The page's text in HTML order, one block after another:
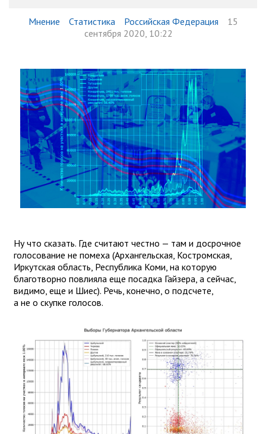
Мнение Статистика Российская Федерация
15
сентября 2020, 10:22
Ну что сказать. Где считают честно — там и досрочное
голосование не помеха (Архангельская, Костромская,
Иркутская область, Республика Коми, на которую
благотворно повлияла еще посадка Гайзера, а сейчас,
видимо, еще и Шиес). Речь, конечно, о подсчете,
а не о скупке голосов.